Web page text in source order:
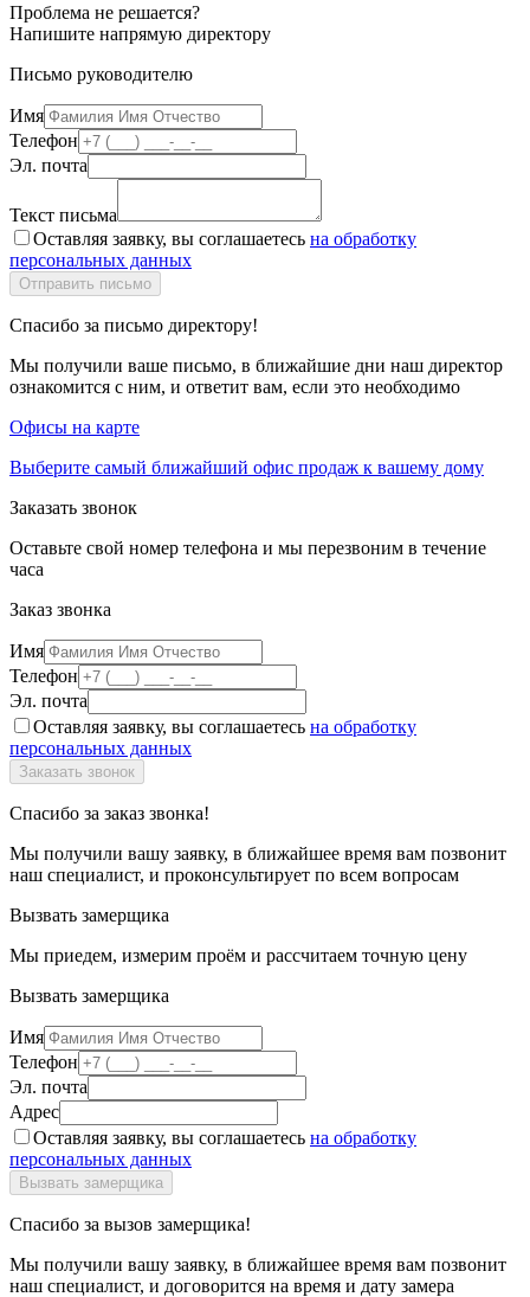
Проблема не решается?
Напишите напрямую директору
Письмо руководителю
Имя
Телефон
Эл. почта
Текст письма
Оставляя заявку, вы соглашаетесь на обработку
персональных данных
Спасибо за письмо директору!
Мы получили ваше письмо, в ближайшие дни наш директор
ознакомится с ним, и ответит вам, если это необходимо
Офисы на карте
Выберите самый ближайший офис продаж к вашему дому
Заказать звонок
Оставьте свой номер телефона и мы перезвоним в течение
часа
Заказ звонка
Имя
Телефон
Эл. почта
Оставляя заявку, вы соглашаетесь на обработку
персональных данных
Спасибо за заказ звонка!
Мы получили вашу заявку, в ближайшее время вам позвонит
наш специалист, и проконсультирует по всем вопросам
Вызвать замерщика
Мы приедем, измерим проём и рассчитаем точную цену
Вызвать замерщика
Имя
Телефон
Эл. почта
Адрес
Оставляя заявку, вы соглашаетесь на обработку
персональных данных
Спасибо за вызов замерщика!
Мы получили вашу заявку, в ближайшее время вам позвонит
наш специалист, и договорится на время и дату замера